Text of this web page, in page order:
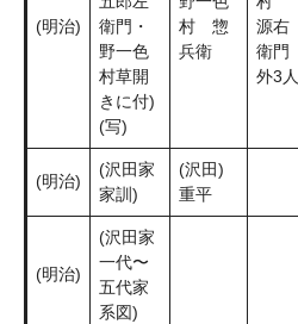
(明治)
衛門・
野一色
村草開
きに付)
(写)
村 惣
兵衛
源右
衛門
外3人
(明治)
(沢田家
家訓)
(沢田)
重平
(明治)
(沢田家
一代〜
五代家
系図)